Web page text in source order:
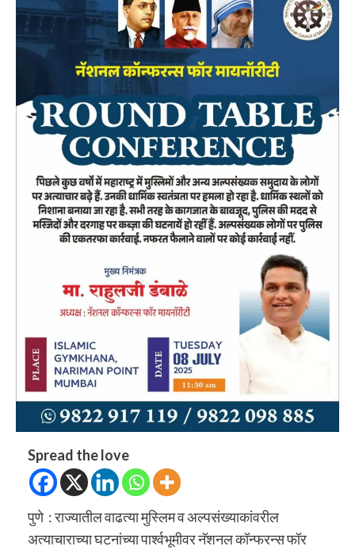
Spread the love
पुणे : राज्यातील वाढत्या मुस्लिम व अल्पसंख्याकांवरील
अत्याचाराच्या घटनांच्या पार्श्वभूमीवर नॅशनल कॉन्फरन्स फॉर